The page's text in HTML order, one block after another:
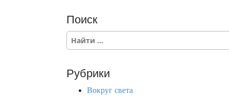
Поиск
S
e
c
Рубрики
Вокруг света